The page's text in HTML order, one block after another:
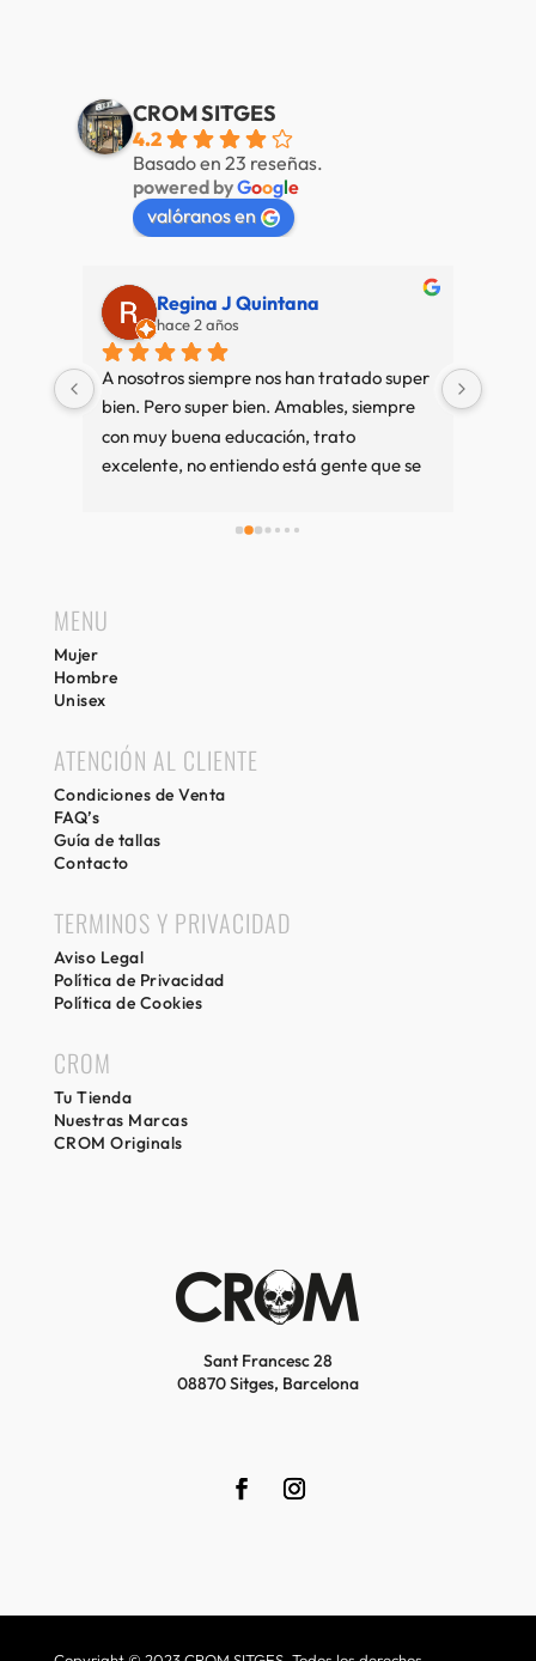
CROM SITGES
4.2
Basado en 23 reseñas.
powered byGoogle
valóranos en
nos han tratado super
Amables, siempre
trato
está gente que se
Alberto de Fábregas
Muy bien mucha variedad
amable
MENU
Mujer
Hombre
Unisex
ATENCIÓN AL CLIENTE
Condiciones de Venta
FAQ’s
Guía de tallas
Contacto
TERMINOS Y PRIVACIDAD
Aviso Legal
Política de Privacidad
Política de Cookies
CROM
Tu Tienda
Nuestras Marcas
CROM Originals
Sant Francesc 28
08870 Sitges, Barcelona